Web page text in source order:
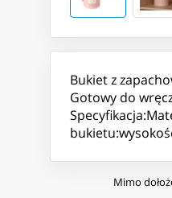
Bukiet z
Gotowy do
Mimo